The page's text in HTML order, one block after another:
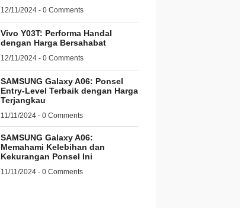
12/11/2024 - 0 Comments
Vivo Y03T: Performa Handal
dengan Harga Bersahabat
12/11/2024 - 0 Comments
SAMSUNG Galaxy A06: Ponsel
Entry-Level Terbaik dengan Harga
Terjangkau
11/11/2024 - 0 Comments
SAMSUNG Galaxy A06:
Memahami Kelebihan dan
Kekurangan Ponsel Ini
11/11/2024 - 0 Comments